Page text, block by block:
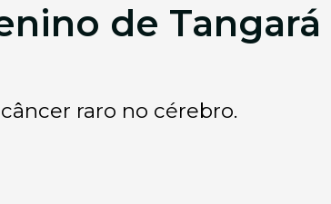
de
raro no cérebro.